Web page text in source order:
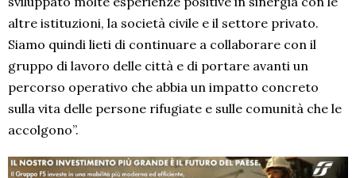
altre istituzioni, la società civile e il settore privato.
Siamo quindi lieti di continuare a collaborare con il
gruppo di lavoro delle città e di portare avanti un
percorso operativo che abbia un impatto concreto
sulla vita delle persone rifugiate e sulle comunità che le
accolgono”.